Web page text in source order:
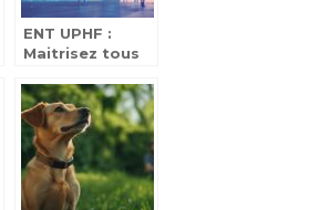
ENT UPHF :
Maitrisez tous
communication
collaborative en
10 minutes